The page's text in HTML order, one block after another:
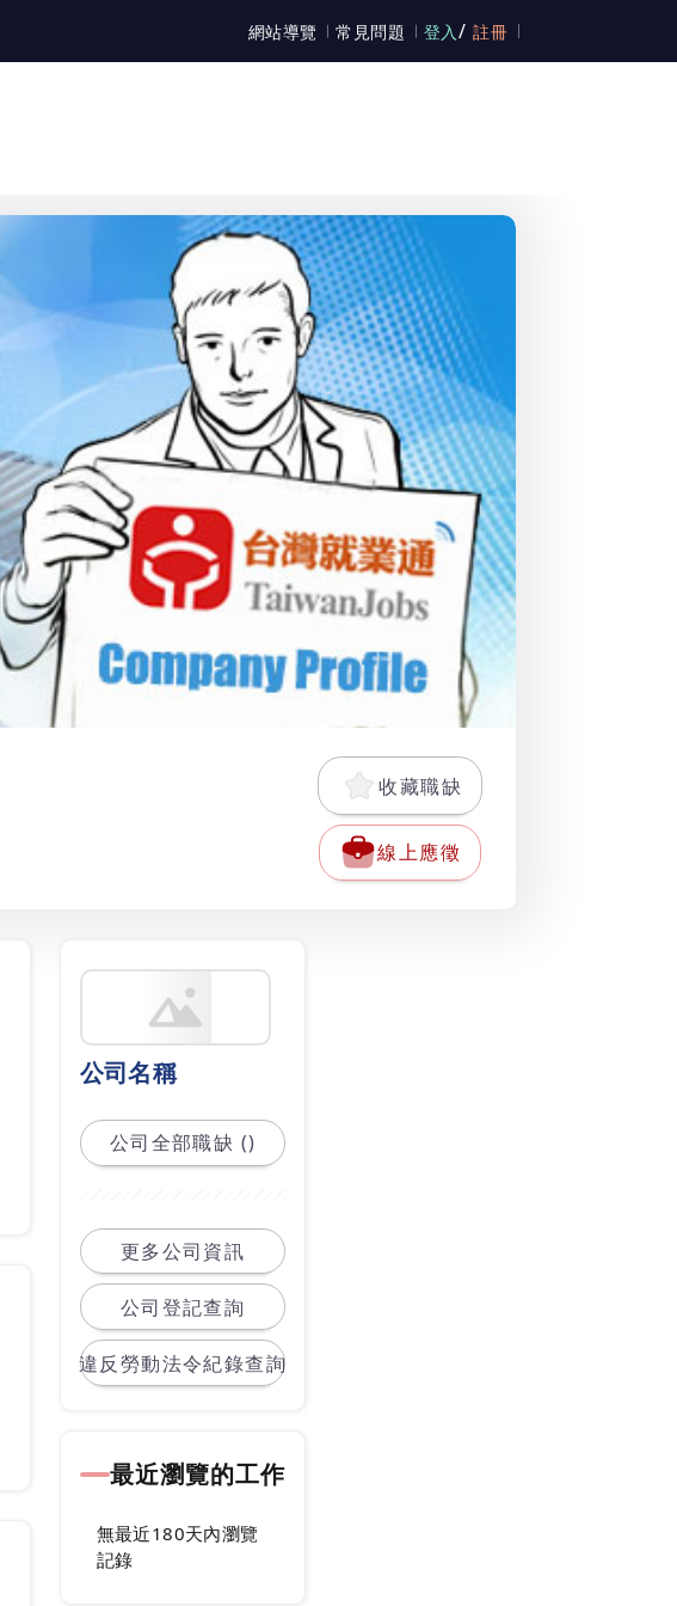
網站導覽 常見問題 登入 / 註冊
收藏職缺
線上應徵
公司名稱
公司全部職缺 ()
更多公司資訊
公司登記查詢
違反勞動法令紀錄查詢
最近瀏覽的工作
無最近180天內瀏覽
記錄